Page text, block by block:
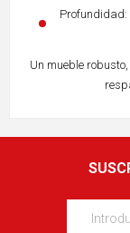
Profundidad:
Un mueble